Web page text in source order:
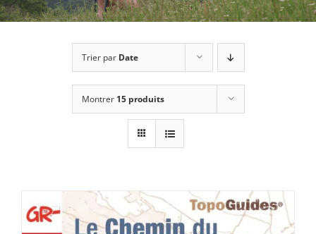
Trier par Date
Montrer 15 produits